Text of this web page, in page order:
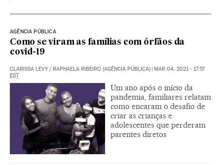
AGÊNCIA PÚBLICA
Como se viram as famílias com órfãos da
covid-19
CLARISSA LEVY / RAPHAELA RIBEIRO (AGÊNCIA PÚBLICA)
MAR 04, 2021 - 17:57
EST
Um ano após o início da
pandemia, familiares relatam
como encaram o desafio de
criar as crianças e
adolescentes que perderam
parentes diretos